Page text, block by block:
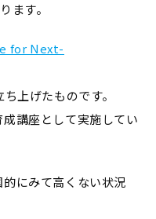
ます。
for Next-
上げたものです。
講座として実施してい
にみて高くない状況